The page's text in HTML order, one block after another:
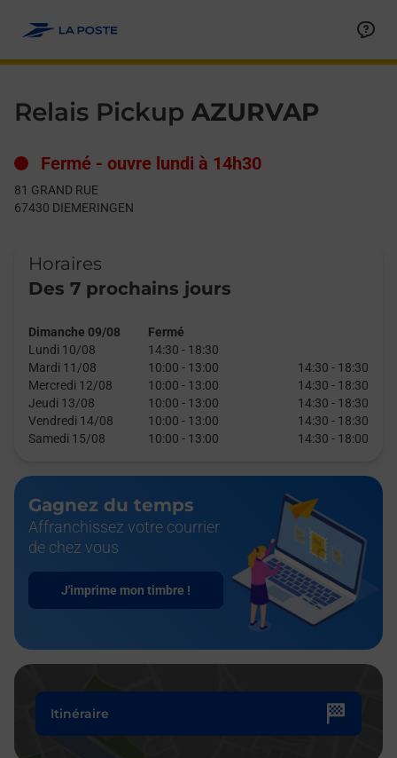
Relais Pickup AZURVAP
Fermé - ouvre lundi à 14h30
81 GRAND RUE
67430 DIEMERINGEN
Horaires
Des 7 prochains jours
Dimanche 09/08
Fermé
Lundi 10/08
14:30 - 18:30
Mardi 11/08
10:00 - 13:00 14:30 - 18:30
Mercredi 12/08
10:00 - 13:00 14:30 - 18:30
Jeudi 13/08
10:00 - 13:00 14:30 - 18:30
Vendredi 14/08
10:00 - 13:00 14:30 - 18:30
Samedi 15/08
10:00 - 13:00 14:30 - 18:00
Gagnez du temps
Affranchissez votre courrier
de chez vous
J'imprime mon timbre !
Itinéraire